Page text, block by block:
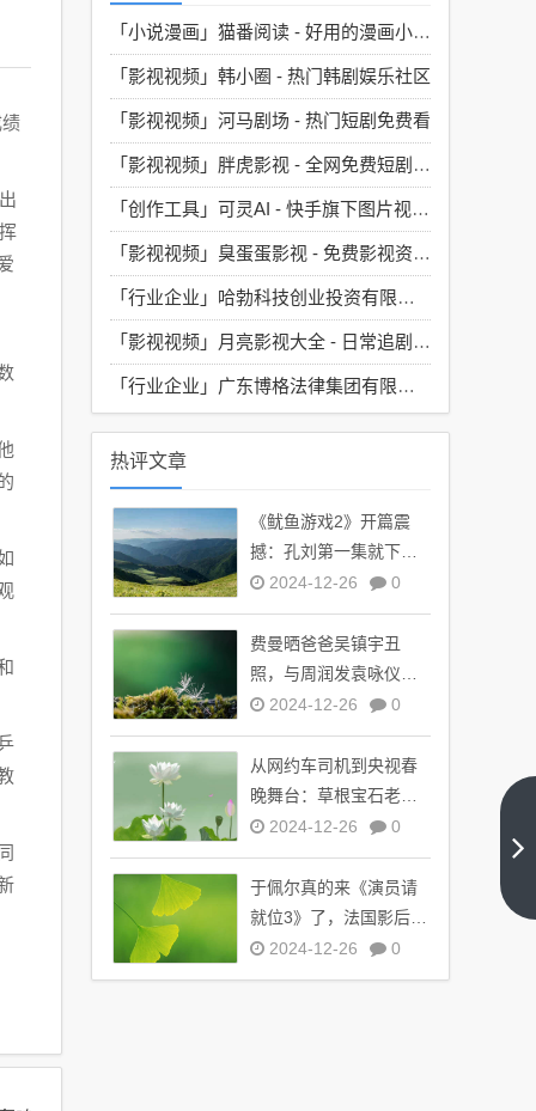
「小说漫画」 猫番阅读 - 好用的漫画小说神器
「影视视频」 韩小圈 - 热门韩剧娱乐社区
「影视视频」 河马剧场 - 热门短剧免费看
「影视视频」 胖虎影视 - 全网免费短剧大全
「创作工具」 可灵AI - 快手旗下图片视频生成工具
「影视视频」 臭蛋蛋影视 - 免费影视资源汇聚地
「行业企业」 哈勃科技创业投资有限公司
「影视视频」 月亮影视大全 - 日常追剧必备的神器
「行业企业」 广东博格法律集团有限公司
热评文章
《鱿鱼游戏2》开篇震
撼：孔刘第一集就下线
了，引全球观众热议
2024-12-26 0
费曼晒爸爸吴镇宇丑
照，与周润发袁咏仪自
拍，自嘲“精神担当”
2024-12-26 0
从网约车司机到央视春
晚舞台：草根宝石老舅
的音乐逆袭之路
2024-12-26 0
于佩尔真的来《演员请
就位3》了，法国影后倾
情加盟引期待
2024-12-26 0